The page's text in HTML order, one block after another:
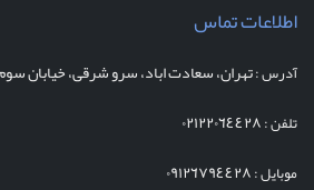
اطلاعات تماس
آدرس :تهران، سعادت اباد، سرو شرقی، خیابان
تلفن :٠٢١٢٢٠٦٤٤٢٨
موبایل :٠٩١٢٦٧٩٤٤٢٨